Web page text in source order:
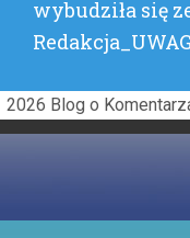
wybudziła się
2026 Blog o